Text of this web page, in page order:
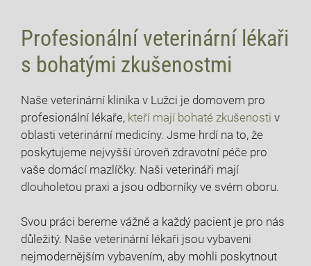
Profesionální veterinární lékaři
s bohatými zkušenostmi
Naše veterinární klinika v Lužci je domovem pro
profesionální lékaře, kteří mají bohaté zkušenosti v
oblasti veterinární medicíny. Jsme hrdí na to, že
poskytujeme nejvyšší úroveň zdravotní péče pro
vaše domácí mazlíčky. Naši veterináři mají
dlouholetou praxi a jsou odborníky ve svém oboru.
Svou práci bereme vážně a každý pacient je pro nás
důležitý. Naše veterinární lékaři jsou vybaveni
nejmodernějším vybavením, aby mohli poskytnout